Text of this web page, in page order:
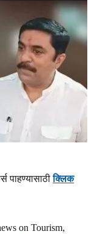
पाहण्यासाठीक्लिक
on Tourism,